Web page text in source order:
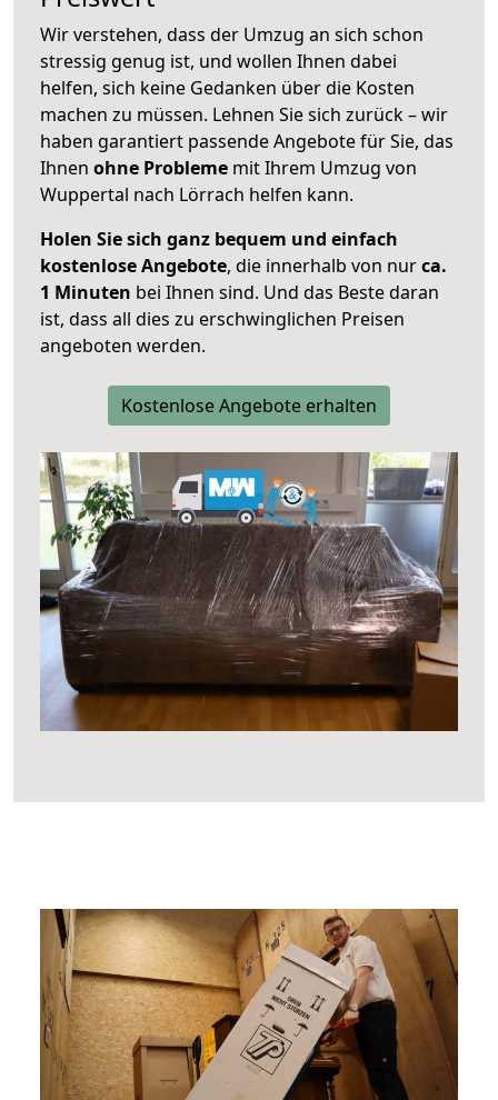
Wir verstehen, dass der Umzug an sich schon
stressig genug ist, und wollen Ihnen dabei
helfen, sich keine Gedanken über die Kosten
machen zu müssen. Lehnen Sie sich zurück – wir
haben garantiert passende Angebote für Sie, das
Ihnen ohne Probleme mit Ihrem Umzug von
Wuppertal nach Lörrach helfen kann.
Holen Sie sich ganz bequem und einfach
kostenlose Angebote, die innerhalb von nurca.
1 Minuten bei Ihnen sind. Und das Beste daran
ist, dass all dies zu erschwinglichen Preisen
angeboten werden.
Kostenlose Angebote erhalten